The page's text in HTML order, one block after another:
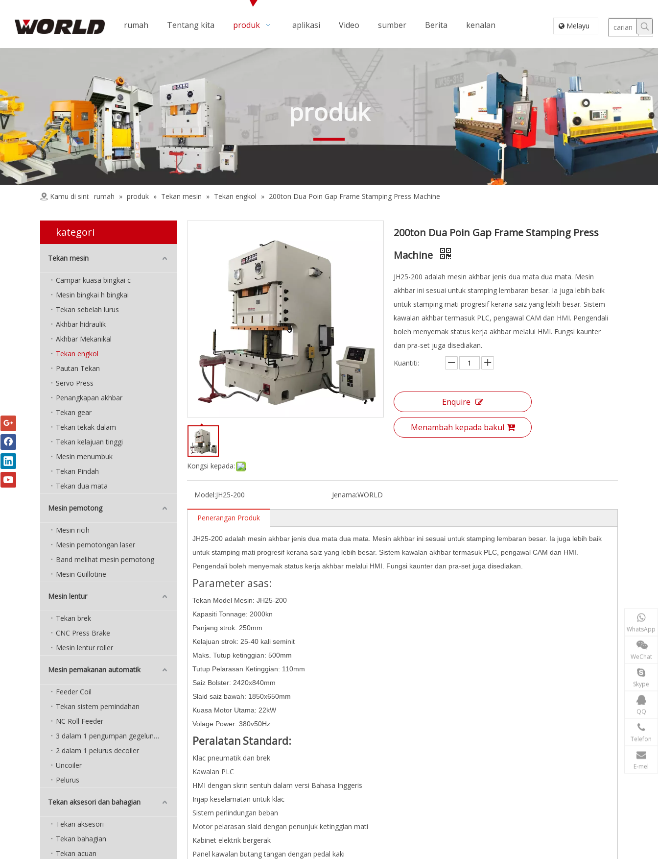
rumah Tentang kita produk aplikasi Video sumber Berita kenalan Melayu
produk
Kamu di sini: rumah » produk » Tekan mesin » Tekan engkol » 200ton Dua Poin Gap Frame Stamping Press Machine
kategori
Tekan mesin
Campar kuasa bingkai c
Mesin bingkai h bingkai
Tekan sebelah lurus
Akhbar hidraulik
Akhbar Mekanikal
Tekan engkol
Pautan Tekan
Servo Press
Penangkapan akhbar
Tekan gear
Tekan tekak dalam
Tekan kelajuan tinggi
Mesin menumbuk
Tekan Pindah
Tekan dua mata
Mesin pemotong
Mesin ricih
Mesin pemotongan laser
Band melihat mesin pemotong
Mesin Guillotine
Mesin lentur
Tekan brek
CNC Press Brake
Mesin lentur roller
Mesin pemakanan automatik
Feeder Coil
Tekan sistem pemindahan
NC Roll Feeder
3 dalam 1 pengumpan gegelung padat
2 dalam 1 pelurus decoiler
Uncoiler
Pelurus
Tekan aksesori dan bahagian
Tekan aksesori
Tekan bahagian
Tekan acuan
Kongsi kepada:
200ton Dua Poin Gap Frame Stamping Press
Machine
JH25-200 adalah mesin akhbar jenis dua mata dua mata. Mesin
akhbar ini sesuai untuk stamping lembaran besar. Ia juga lebih baik
untuk stamping mati progresif kerana saiz yang lebih besar. Sistem
kawalan akhbar termasuk PLC, pengawal CAM dan HMI. Pengendali
boleh menyemak status kerja akhbar melalui HMI. Fungsi kaunter
dan pra-set juga disediakan.
Kuantiti:
Enquire
Menambah kepada bakul
Model:JH25-200 Jenama:WORLD
Penerangan Produk
JH25-200 adalah mesin akhbar jenis dua mata dua mata. Mesin akhbar ini sesuai untuk stamping lembaran besar. Ia juga lebih baik
untuk stamping mati progresif kerana saiz yang lebih besar. Sistem kawalan akhbar termasuk PLC, pengawal CAM dan HMI.
Pengendali boleh menyemak status kerja akhbar melalui HMI. Fungsi kaunter dan pra-set juga disediakan.
Parameter asas:
Tekan Model Mesin: JH25-200
Kapasiti Tonnage: 2000kn
Panjang strok: 250mm
Kelajuan strok: 25-40 kali seminit
Maks. Tutup ketinggian: 500mm
Tutup Pelarasan Ketinggian: 110mm
Saiz Bolster: 2420x840mm
Slaid saiz bawah: 1850x650mm
Kuasa Motor Utama: 22kW
Volage Power: 380v50Hz
Peralatan Standard:
Klac pneumatik dan brek
Kawalan PLC
HMI dengan skrin sentuh dalam versi Bahasa Inggeris
Injap keselamatan untuk klac
Sistem perlindungan beban
Motor pelarasan slaid dengan penunjuk ketinggian mati
Kabinet elektrik bergerak
Panel kawalan butang tangan dengan pedal kaki
WhatsApp
WeChat
Skype
QQ
Telefon
E-mel